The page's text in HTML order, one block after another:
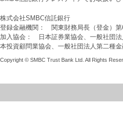
株式会社SMBC信託銀行
登録金融機関： 関東財務局長（登金）第
加入協会： 日本証券業協会、一般社団
本投資顧問業協会、一般社団法人第二種
Copyright © SMBC Trust Bank Ltd. All Rights